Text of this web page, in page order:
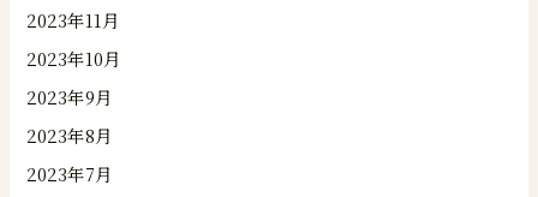
2023年11月
2023年10月
2023年9月
2023年8月
2023年7月